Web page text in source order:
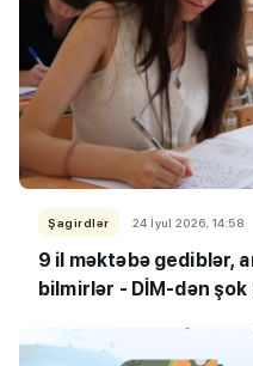
Şagirdlər 24 İyul 2026, 14:58
9 il məktəbə gediblər,
bilmirlər - DİM-dən şok